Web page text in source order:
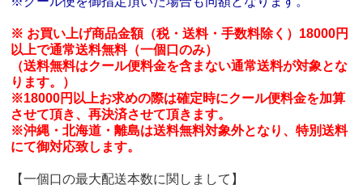
※ お買い上げ商品金額（税・送料・手数料除く）18000円
以上で通常送料無料（一個口のみ）
（送料無料はクール便料金を含まない通常送料が対象とな
ります。）
※18000円以上お求めの際は確定時にクール便料金を加算
させて頂き、再決済させて頂きます。
※沖縄・北海道・離島は送料無料対象外となり、特別送料
にて御対応致します。
【一個口の最大配送本数に関しまして】